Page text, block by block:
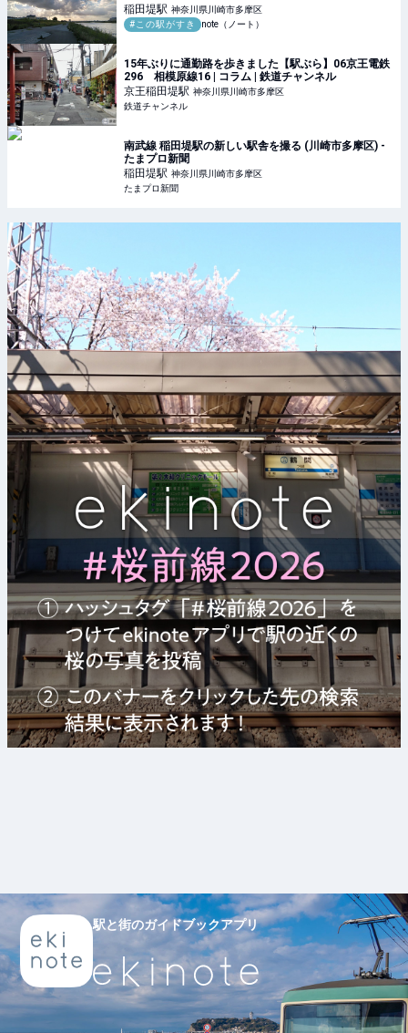
稲田堤駅 神奈川県川崎市多摩区
#この駅がすき
note（ノート）
15年ぶりに通勤路を歩きました【駅ぶら】06京王電鉄
296 相模原線16 | コラム | 鉄道チャンネル
京王稲田堤駅 神奈川県川崎市多摩区
鉄道チャンネル
南武線 稲田堤駅の新しい駅舎を撮る (川崎市多摩区) -
たまプロ新聞
稲田堤駅 神奈川県川崎市多摩区
たまプロ新聞
駅と街のガイドブックアプリ